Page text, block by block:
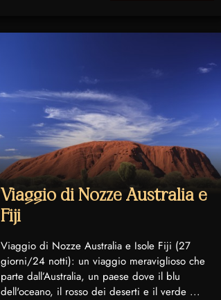
Viaggio di Nozze Australia e
Fiji
Viaggio di Nozze Australia e Isole Fiji (27
giorni/24 notti): un viaggio meraviglioso che
parte dall’Australia, un paese dove il blu
dell'oceano, il rosso dei deserti e il verde ...